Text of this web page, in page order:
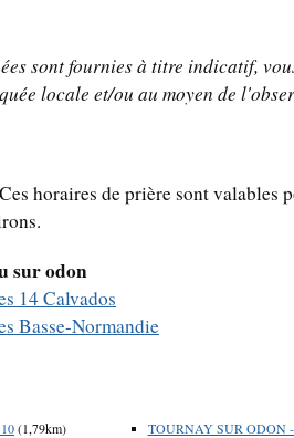
sont fournies à titre indicatif,
locale et/ou au moyen de
horaires de prière sont valables
sur odon
14 Calvados
Basse-Normandie
(1,79km)
TOURNAY SUR ODON